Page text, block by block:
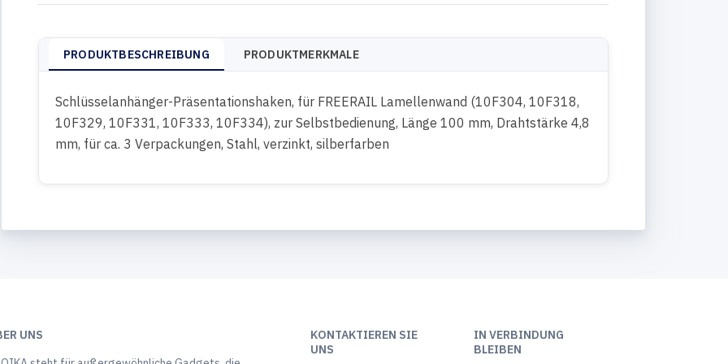
PRODUKTBESCHREIBUNG PRODUKTMERKMALE
Schlüsselanhänger-Präsentationshaken, für FREERAIL Lamellenwand (10F304, 10F318,
10F329, 10F331, 10F333, 10F334), zur Selbstbedienung, Länge 100 mm, Drahtstärke 4,8
mm, für ca. 3 Verpackungen, Stahl, verzinkt, silberfarben
UNS
KONTAKTIEREN SIE
UNS
IN VERBINDUNG
BLEIBEN